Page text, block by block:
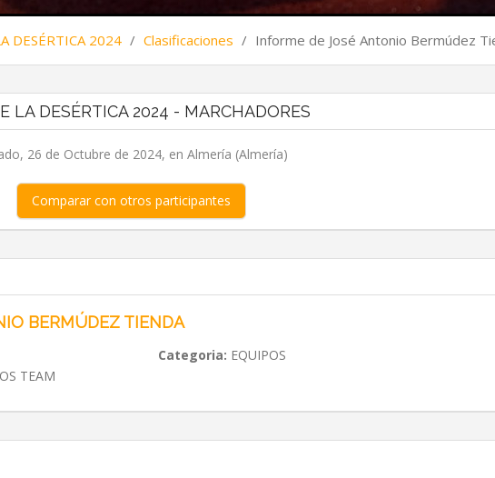
DESÉRTICA 2024 / Clasificaciones / Informe de José Antonio Bermúdez
LA DESÉRTICA 2024 - MARCHADORES
26 de Octubre de 2024, en Almería (Almería)
Comparar con otros participantes
BERMÚDEZ TIENDA
Categoria: EQUIPOS
TEAM